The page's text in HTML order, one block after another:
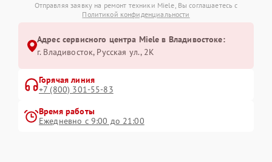
Отправляя заявку на ремонт техники Miele, Вы соглашаетесь с
Политикой конфиденциальности
Адрес сервисного центра Miele в Владивостоке:
г. Владивосток, Русская ул., 2К
Горячая линия
+7 (800) 301-55-83
Время работы
Ежедневно с 9:00 до 21:00